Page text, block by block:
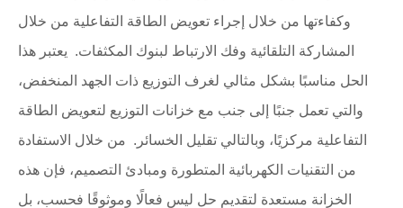
وكفاءتها من خلال إجراء تعويض الطاقة التفاعلية من خلال
المشاركة التلقائية وفك الارتباط لبنوك المكثفات. يعتبر هذا
الحل مناسبًا بشكل مثالي لغرف التوزيع ذات الجهد المنخفض،
والتي تعمل جنبًا إلى جنب مع خزانات التوزيع لتعويض الطاقة
التفاعلية مركزيًا، وبالتالي تقليل الخسائر. من خلال الاستفادة
من التقنيات الكهربائية المتطورة ومبادئ التصميم، فإن هذه
الخزانة مستعدة لتقديم حل ليس فعالًا وموثوقًا فحسب، بل